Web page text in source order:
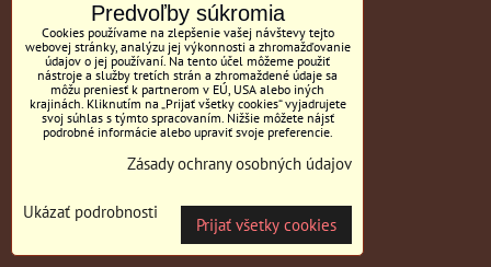
Predvoľby súkromia
Cookies používame na zlepšenie vašej návštevy tejto
webovej stránky, analýzu jej výkonnosti a zhromažďovanie
údajov o jej používaní. Na tento účel môžeme použiť
nástroje a služby tretích strán a zhromaždené údaje sa
môžu preniesť k partnerom v EÚ, USA alebo iných
krajinách. Kliknutím na „Prijať všetky cookies“ vyjadrujete
svoj súhlas s týmto spracovaním. Nižšie môžete nájsť
podrobné informácie alebo upraviť svoje preferencie.
Zásady ochrany osobných údajov
Ukázať podrobnosti
Prijať všetky cookies